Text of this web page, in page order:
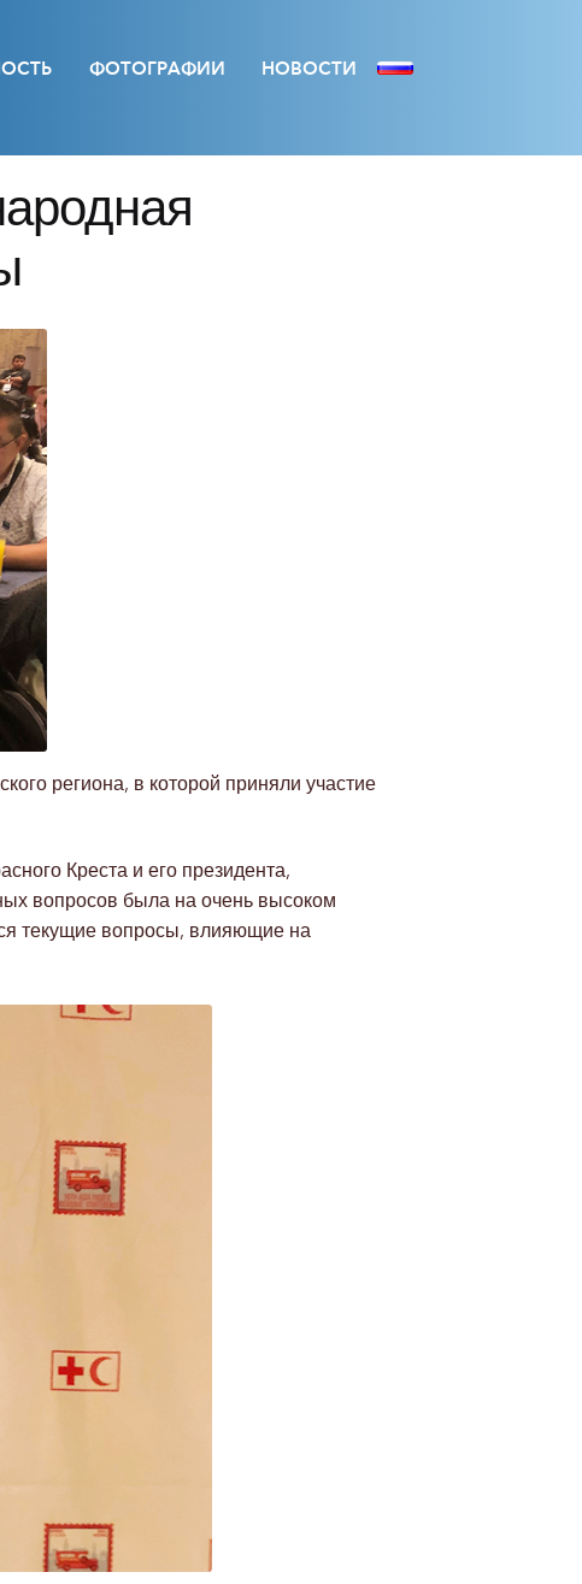
ФОТОГРАФИИ НОВОСТИ
региона, в которой приняли участие
Креста и его президента,
вопросов была на очень высоком
текущие вопросы, влияющие на